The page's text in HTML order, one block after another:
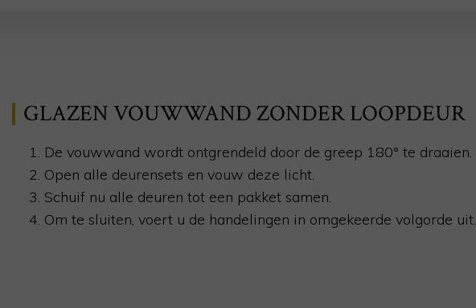
GLAZEN VOUWWAND ZONDER LOOPDEUR
De vouwwand wordt ontgrendeld door de greep 180° te draaien.
Open alle deurensets en vouw deze licht.
Schuif nu alle deuren tot een pakket samen.
Om te sluiten, voert u de handelingen in omgekeerde volgorde uit.